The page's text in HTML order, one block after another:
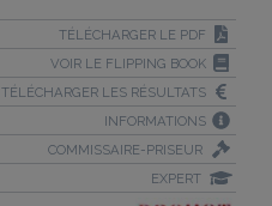
TÉLÉCHARGER LE PDF
VOIR LE FLIPPING BOOK
TÉLÉCHARGER LES RÉSULTATS
INFORMATIONS
COMMISSAIRE-PRISEUR
EXPERT